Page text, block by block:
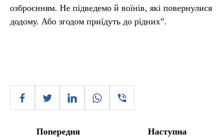
озброєнням. Не підведемо й воїнів, які повернулися
додому. Або згодом приїдуть до рідних”.
Попередня Наступна